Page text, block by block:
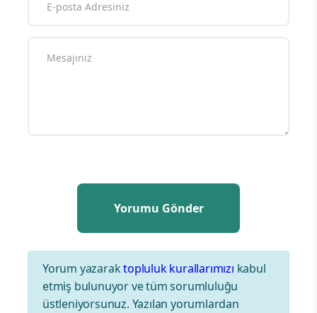
Yorum yazaraktopluluk kurallarımızı kabul
etmiş bulunuyor ve tüm sorumluluğu
üstleniyorsunuz. Yazılan yorumlardan